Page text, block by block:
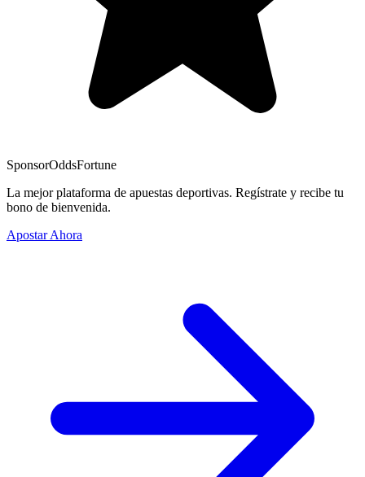
SponsorOddsFortune
La mejor plataforma de apuestas deportivas. Regístrate y recibe tu
bono de bienvenida.
Apostar Ahora